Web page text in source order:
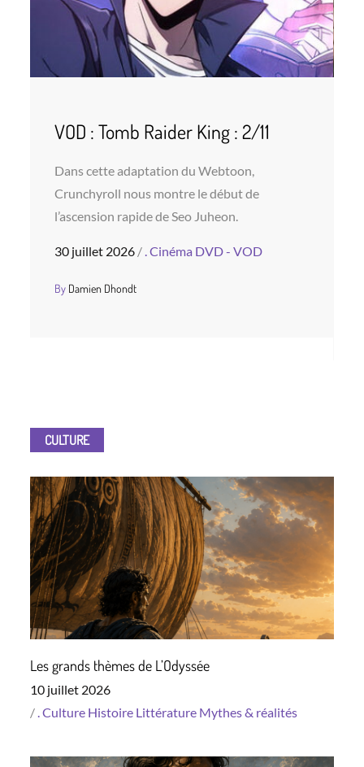
VOD : Tomb Raider King : 2/11
Dans cette adaptation du Webtoon,
Crunchyroll nous montre le début de
l’ascension rapide de Seo Juheon.
Posted
30 juillet 2026 .Cinéma DVD - VOD
By Damien Dhondt
CULTURE
Les grands thèmes de L’Odyssée
Posted
on
10 juillet 2026
.Culture Histoire Littérature Mythes & réalités